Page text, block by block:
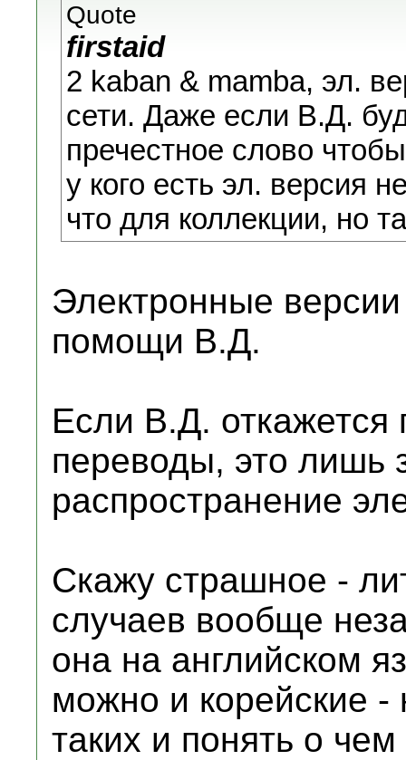
Quote
firstaid
2 kaban & mamba, эл.
сети. Даже если В.Д.
пречестное слово
у кого есть эл. версия
что для коллекции, но
Электронные
помощи В.Д.
Если В.Д. откажется
переводы, это лишь
распространение
Скажу страшное -
случаев вообще
она на английском
можно и корейские
таких и понять о чем